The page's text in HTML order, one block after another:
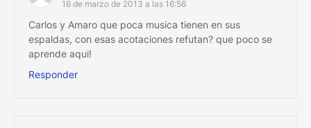
16 de marzo de 2013 a las 16:56
Carlos y Amaro que poca musica tienen en sus
espaldas, con esas acotaciones refutan? que poco se
aprende aqui!
Responder